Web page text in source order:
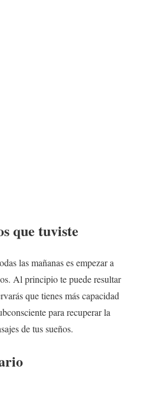
que tuviste
las mañanas es empezar a
Al principio te puede resultar
que tienes más capacidad
para recuperar la
de tus sueños.